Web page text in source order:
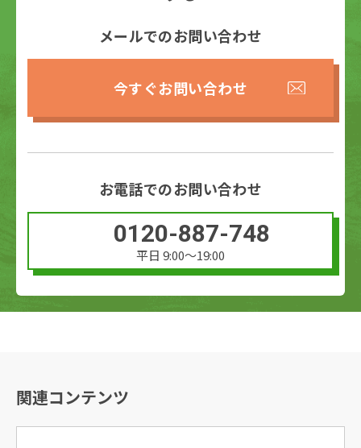
メールでのお問い合わせ
今すぐお問い合わせ
お電話でのお問い合わせ
0120-887-748
平日 9:00〜19:00
関連コンテンツ